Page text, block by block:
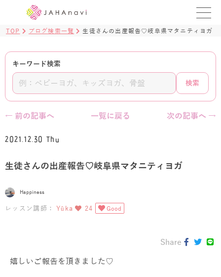
教室を探す
BLOG
ヨガ資格講座 ›
JAHAYOGA
TOP ブログ検索一覧 生徒さんの出産報告♡岐阜県マタニティヨガ
キーワード検索
検索
← 前の記事へ 一覧に戻る 次の記事へ →
2021.12.30 Thu
生徒さんの出産報告♡岐阜県マタニティヨガ
Happiness
レッスン講師： Yûka 24 Good
Share
嬉しいご報告を頂きました♡